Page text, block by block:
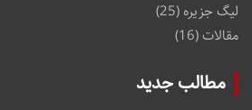
لیگ جزیره (25)
مقالات(16)
مطالب جدید